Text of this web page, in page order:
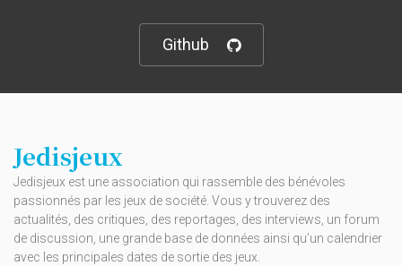
Github
Jedisjeux
Jedisjeux est une association qui rassemble des bénévoles
passionnés par les jeux de société. Vous y trouverez des
actualités, des critiques, des reportages, des interviews, un forum
de discussion, une grande base de données ainsi qu’un calendrier
avec les principales dates de sortie des jeux.